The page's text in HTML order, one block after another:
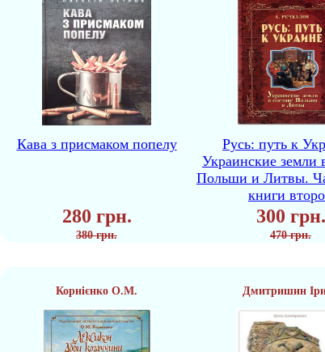
Кава з присмаком попелу
Русь: путь к
Украинские земли
Польши и Литвы.
книги
280 грн. 300 грн.
380 грн. 470 грн.
Корнієнко О.М. Дмитришин